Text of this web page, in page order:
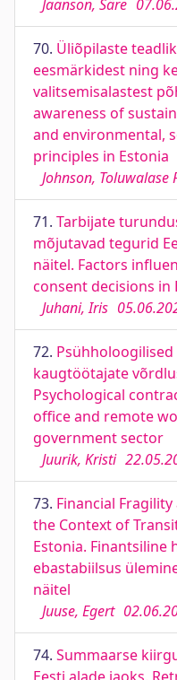
Jaanson, Säre
70. Üliõpilaste
eesmärkidest ning
valitsemisalastest
awareness of
and environmental,
principles in Estonia
Johnson, Toluwalase
71. Tarbijate
mõjutavad tegurid
näitel. Factors
consent decisions in
Juhani, Iris
72.
kaugtöötajate
Psychological
office and remote
government sector
Juurik, Kristi
73. Financial
the Context of
Estonia. Finantsiline
ebastabiilsus
näitel
Juuse, Egert
74. Summaarse